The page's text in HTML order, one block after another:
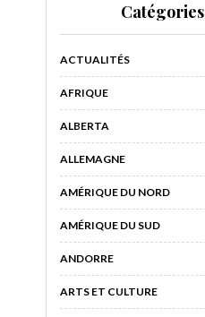
Catégories
ACTUALITÉS
AFRIQUE
ALBERTA
ALLEMAGNE
AMÉRIQUE DU NORD
AMÉRIQUE DU SUD
ANDORRE
ARTS ET CULTURE